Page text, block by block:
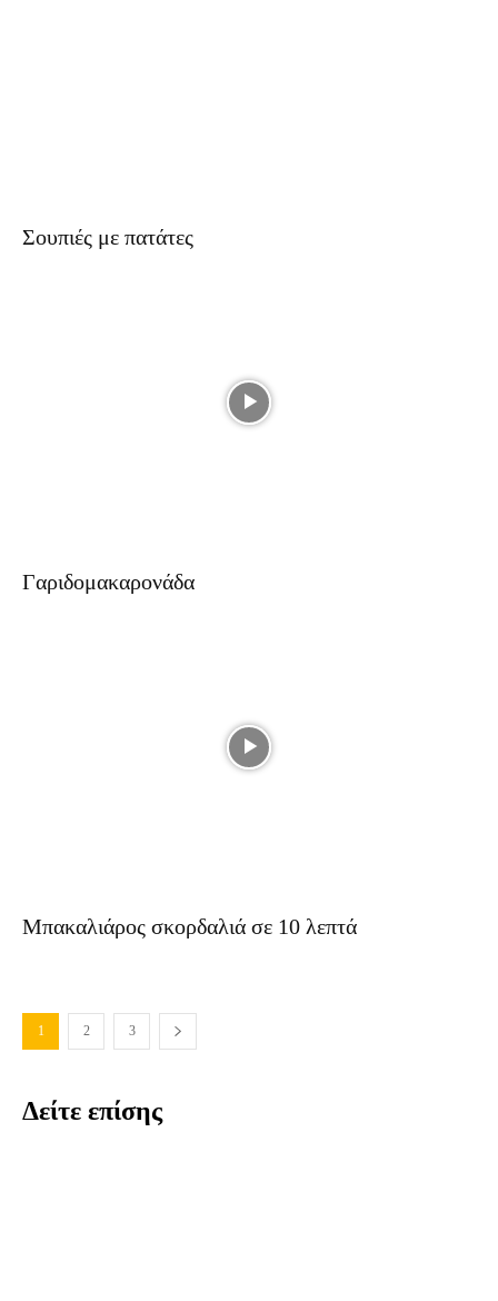
Σουπιές με πατάτες
Γαριδομακαρονάδα
Μπακαλιάρος σκορδαλιά σε 10 λεπτά
1 2 3
Δείτε επίσης